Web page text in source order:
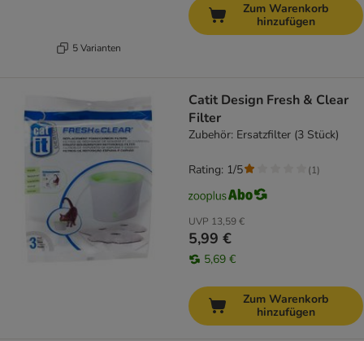
5 Varianten
Zum Warenkorb
hinzufügen
Catit Design Fresh & Clear
Filter
Zubehör: Ersatzfilter (3 Stück)
UVP 13,59 €
5,99 €
5,69 €
Rating: 1/5 (1)
Zum Warenkorb
hinzufügen